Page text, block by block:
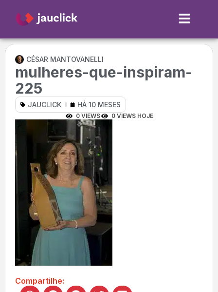
CÉSAR MANTOVANELLI
mulheres-que-inspiram-
225
JAUCLICK HÁ 10 MESES
0 VIEWS 0 VIEWS HOJE
Compartilhe: